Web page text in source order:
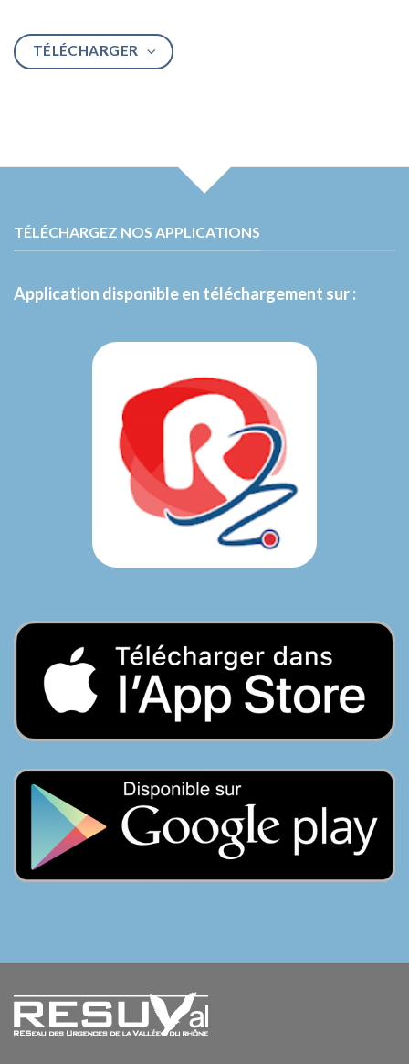
TÉLÉCHARGER
TÉLÉCHARGEZ NOS APPLICATIONS
Application disponible en téléchargement sur :